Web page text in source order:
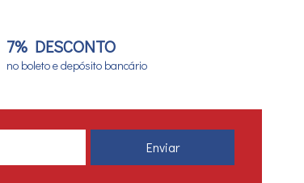
7% DESCONTO
no boleto e depósito bancário